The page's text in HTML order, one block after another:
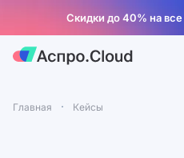
Скидки до 40% на
Главная Кейсы